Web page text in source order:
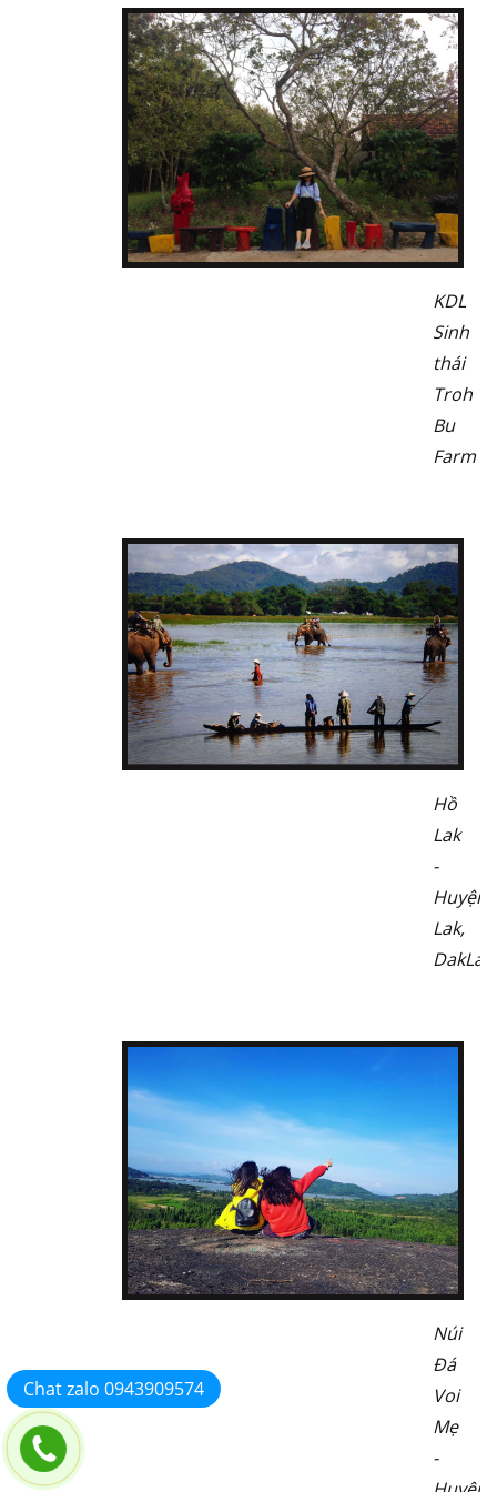
KDL
Sinh
thái
Troh
Bu
Farm
Hồ
Lak
-
Huyện
Lak,
DakLak
Núi
Đá
Voi
Mẹ
-
Chat zalo 0943909574